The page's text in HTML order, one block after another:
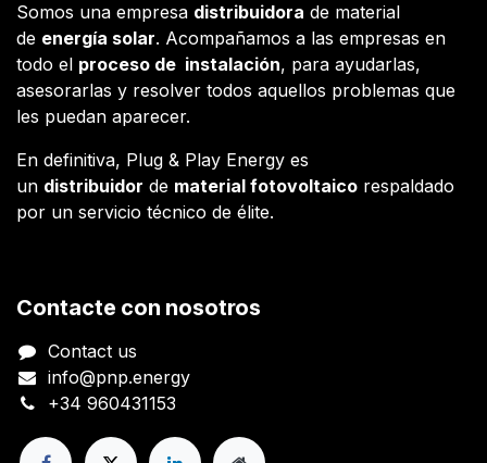
Somos una empresa distribuidora de material
de energía solar. Acompañamos a las empresas en
todo el proceso de instalación, para ayudarlas,
asesorarlas y resolver todos aquellos problemas que
les puedan aparecer.
En definitiva, Plug & Play Energy es
un distribuidor de material fotovoltaico respaldado
por un servicio técnico de élite.
Contacte con nosotros
Contact us
info@pnp.energy
+34 960431153